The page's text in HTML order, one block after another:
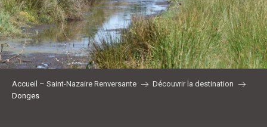
Accueil – Saint-Nazaire Renversante
Découvrir la destination
Donges